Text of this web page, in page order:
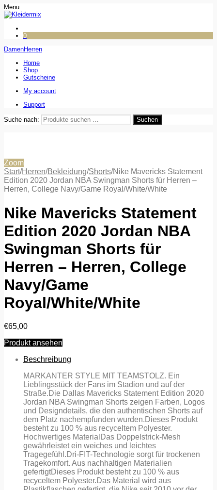
Menu
0
DamenHerren
Home
Shop
Gutscheine
My account
Support
Suche nach: Suchen
Zoom
Start/Herren/Bekleidung/Shorts/Nike Mavericks Statement
Edition 2020 Jordan NBA Swingman Shorts für Herren –
Herren, College Navy/Game Royal/White/White
Nike Mavericks Statement
Edition 2020 Jordan NBA
Swingman Shorts für
Herren – Herren, College
Navy/Game
Royal/White/White
€65,00
Produkt ansehen
Beschreibung
MARKANTER STYLE MIT TEAMSTOLZ. Ein
Lieblingsstück der Fans im Stadion und auf der
Straße.Die Dallas Mavericks Statement Edition 2020
Jordan NBA Swingman Shorts zeigen Farben, Logos
und Designdetails, die den authentischen Shorts auf
dem Platz nachempfunden wurden.Dieses Produkt
besteht zu 100 % aus recyceltem Polyester.
Hochwertiges MaterialDas Doppelstrick-Mesh
gewährleistet ein weiches und leichtes
Tragegefühl.Dri-FIT-Technologie sorgt für trockenen
Tragekomfort. Aus nachhaltigen Materialien
gefertigtDieses Produkt besteht zu 100 % aus
recyceltem Polyester.Das Material wird aus